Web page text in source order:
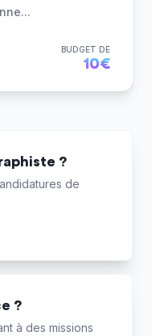
...
BUDGET DE
10€
?
de
?
à des missions